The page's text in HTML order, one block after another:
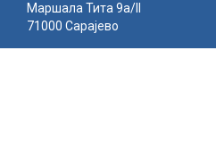
Маршала Тита 9а/II
71000 Сарајево